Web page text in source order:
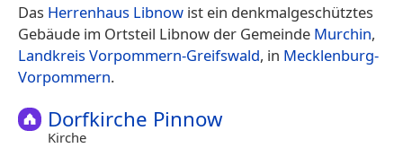
Das Herrenhaus Libnow ist ein denkmalgeschütztes
Gebäude im Ortsteil Libnow der Gemeinde Murchin,
Landkreis Vorpommern-Greifswald, in Mecklenburg-
Vorpommern.
Dorfkirche Pinnow
Kirche